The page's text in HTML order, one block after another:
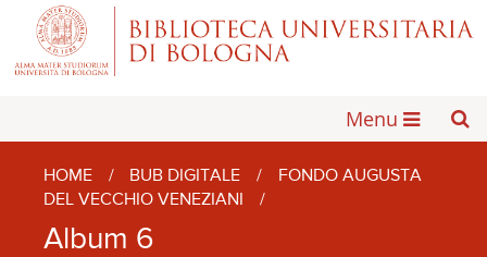
Menu
HOME / BUB DIGITALE /
FONDO AUGUSTA
DEL VECCHIO VENEZIANI
/
Album 6